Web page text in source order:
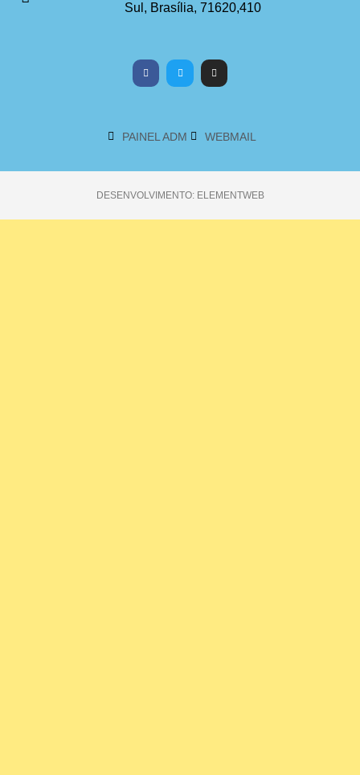
Sul, Brasília, 71620,410
PAINEL ADM WEBMAIL
DESENVOLVIMENTO: ELEMENTWEB